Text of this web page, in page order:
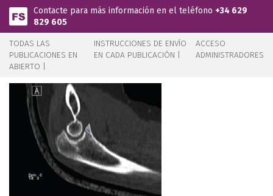
Pasar al contenido principal
Contacte para más información en el teléfono +34 629
829 605
TODAS LAS
PUBLICACIONES EN
ABIERTO |
INSTRUCCIONES DE ENVÍO
EN CADA PUBLICACIÓN |
ACCESO
ADMINISTRADORES